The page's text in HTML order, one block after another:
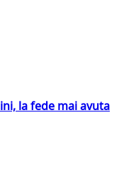
la fede mai avuta